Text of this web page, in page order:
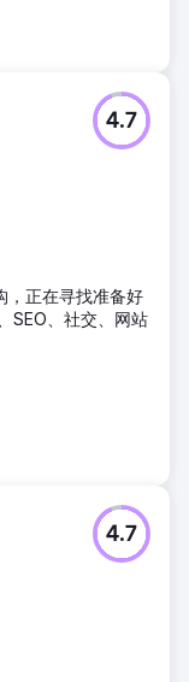
4.7
，正在寻找准备好
SEO、社交、网站
4.7